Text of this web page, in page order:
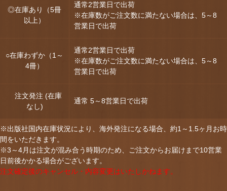
◎在庫あり（5冊
以上）
通常2営業日で出荷
※在庫数がご注文数に満たない場合は、5～8
営業日で出荷
○在庫わずか（1～
4冊）
通常2営業日で出荷
※在庫数がご注文数に満たない場合は、5～8
営業日で出荷
注文発注 (在庫
なし)
通常 5～8営業日で出荷
※出版社国内在庫状況により、海外発注になる場合、約1～1.5ヶ月お時
間をいただきます。
※3～4月は注文が混み合う時期のため、ご注文からお届けまで10営業
日前後かかる場合がございます。
注文確定後のキャンセル・内容変更はいたしかねます。